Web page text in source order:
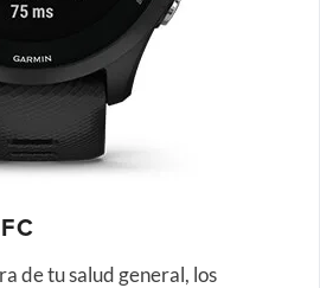
de tu salud general, los